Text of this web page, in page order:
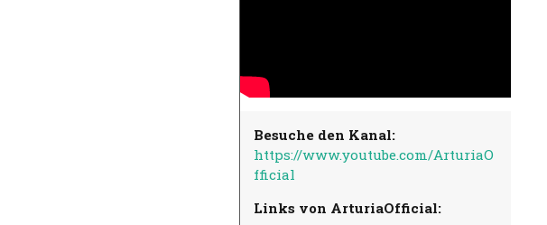
Besuche den Kanal:
https://www.youtube.com/ArturiaO
fficial
Links von ArturiaOfficial: